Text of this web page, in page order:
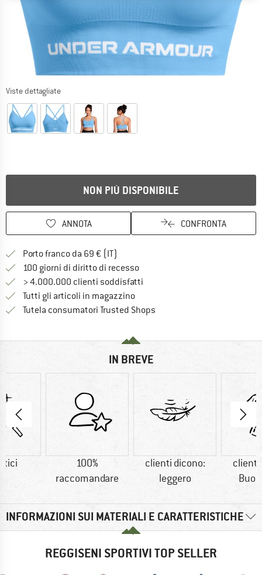
Viste dettagliate
NON PIÙ DISPONIBILE
ANNOTA CONFRONTA
Porto franco da 69 € (IT)
100 giorni di diritto di recessoVai alla politica di recesso qui
> 4.000.000 clienti soddisfatti
Tutti gli articoli in magazzino
Tutela consumatori Trusted Shops
IN BREVE
100%
raccomandare
clienti dicono:
leggero
clienti
INFORMAZIONI SUI MATERIALI E CARATTERISTICHE
REGGISENI SPORTIVI TOP SELLER